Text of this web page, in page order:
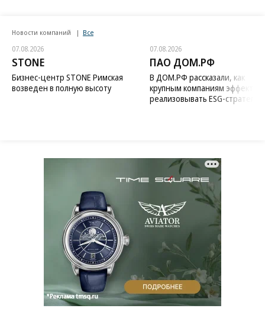
Новости компаний Все
07.08.2026
STONE
Бизнес-центр STONE Римская
возведен в полную высоту
07.08.2026
ПАО ДОМ.РФ
В ДОМ.РФ рассказали, как
крупным компаниям
реализовывать ESG-стратегию